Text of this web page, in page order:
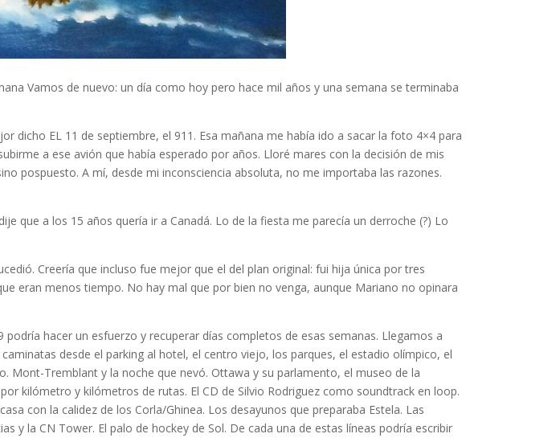
Vamos de nuevo: un día como hoy pero hace mil años y una semana se terminaba
dicho EL 11 de septiembre, el 911. Esa mañana me había ido a sacar la foto 4×4 para
a ese avión que había esperado por años. Lloré mares con la decisión de mis
pospuesto. A mí, desde mi inconsciencia absoluta, no me importaba las razones.
que a los 15 años quería ir a Canadá. Lo de la fiesta me parecía un derroche (?) Lo
Creería que incluso fue mejor que el del plan original: fui hija única por tres
eran menos tiempo. No hay mal que por bien no venga, aunque Mariano no opinara
hacer un esfuerzo y recuperar días completos de esas semanas. Llegamos a
desde el parking al hotel, el centro viejo, los parques, el estadio olímpico, el
Mont-Tremblant y la noche que nevó. Ottawa y su parlamento, el museo de la
kilómetro y kilómetros de rutas. El CD de Silvio Rodriguez como soundtrack en loop.
con la calidez de los Corla/Ghinea. Los desayunos que preparaba Estela. Las
y la CN Tower. El palo de hockey de Sol. De cada una de estas líneas podría escribir